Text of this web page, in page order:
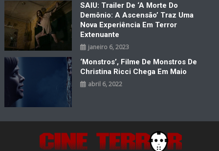
SAIU: Trailer De ‘A Morte Do
Demônio: A Ascensão’ Traz Uma
Nova Experiência Em Terror
Extenuante
janeiro 6, 2023
‘Monstros’, Filme De Monstros De
Christina Ricci Chega Em Maio
abril 6, 2022